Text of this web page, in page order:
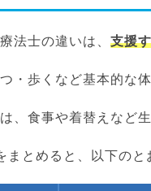
法士の違いは、 支援
・歩くなど基本的な
、食事や着替えなど
まとめると、以下のと